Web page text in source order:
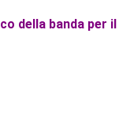
della banda per